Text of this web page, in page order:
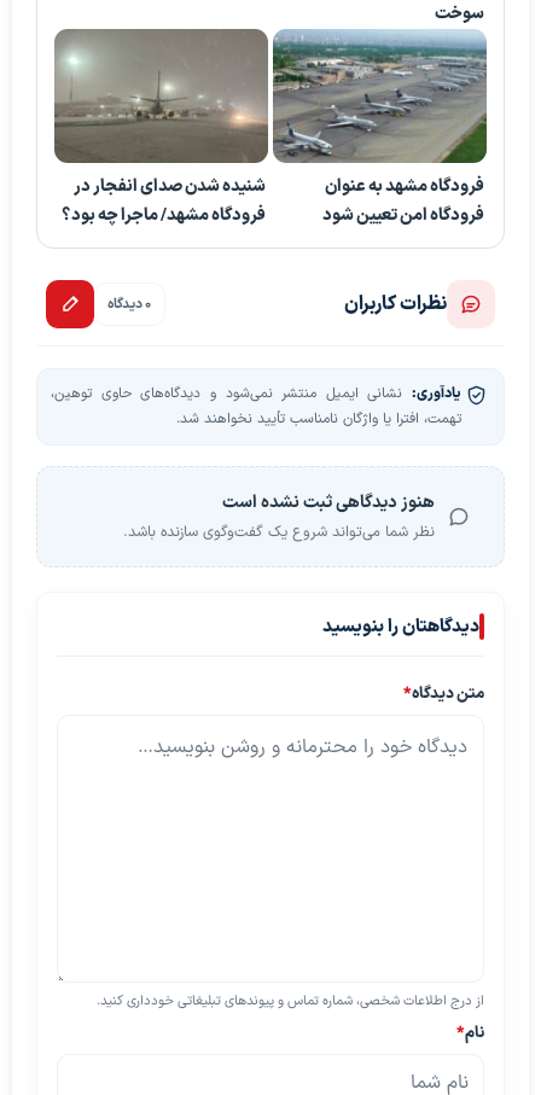
سوخت
فرودگاه مشهد به عنوان
فرودگاه امن تعیین شود
شنیده شدن صدای انفجار در
فرودگاه مشهد/ ماجرا چه بود؟
نظرات کاربران 0 دیدگاه
یادآوری: نشانی ایمیل منتشر نمی‌شود و دیدگاه‌های حاوی توهین،
تهمت، افترا یا واژگان نامناسب تأیید نخواهند شد.
هنوز دیدگاهی ثبت نشده است
نظر شما می‌تواند شروع یک گفت‌وگوی سازنده باشد.
دیدگاهتان را بنویسید
متن دیدگاه*
از درج اطلاعات شخصی، شماره تماس و پیوندهای تبلیغاتی خودداری کنید.
نام*